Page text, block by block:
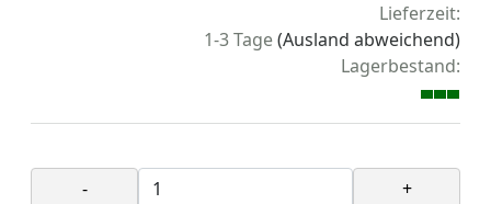
Lieferzeit:
1-3 Tage(Ausland abweichend)
Lagerbestand:
-
+